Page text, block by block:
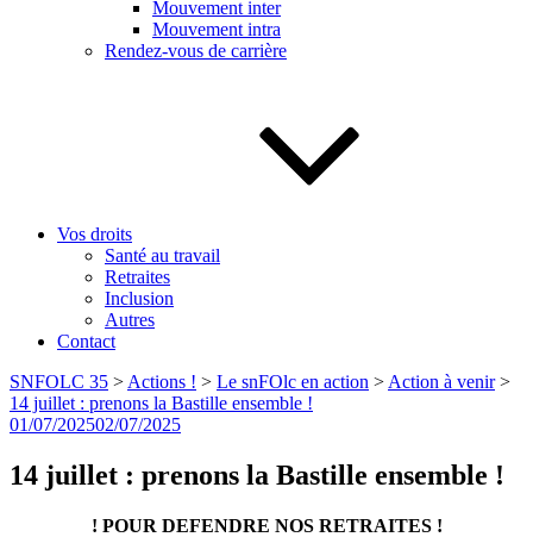
Mouvement inter
Mouvement intra
Rendez-vous de carrière
Vos droits
Santé au travail
Retraites
Inclusion
Autres
Contact
SNFOLC 35 > Actions ! > Le snFOlc en action > Action à venir>
14 juillet : prenons la Bastille ensemble !
Publié
01/07/202502/07/2025
14 juillet : prenons la Bastille ensemble !
! POUR DEFENDRE NOS RETRAITES !